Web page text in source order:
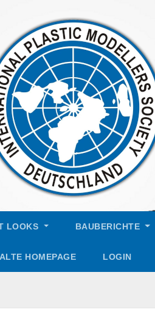
LOOKS BAUBERICHTE
ALTE HOMEPAGE LOGIN